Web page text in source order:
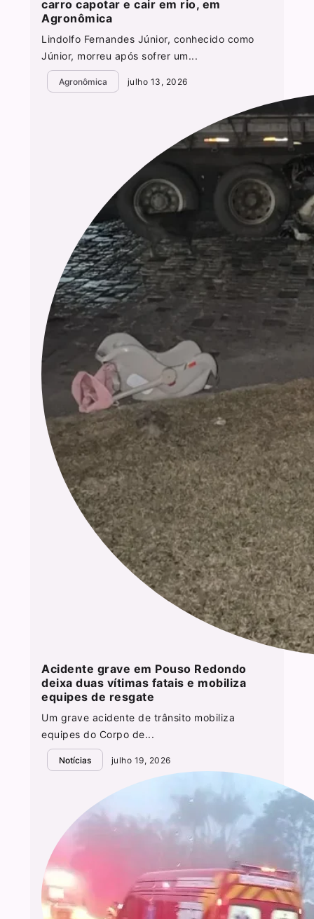
carro capotar e cair em rio, em
Agronômica
Lindolfo Fernandes Júnior, conhecido como
Júnior, morreu após sofrer um...
Agronômica julho 13, 2026
Acidente grave em Pouso Redondo
deixa duas vítimas fatais e mobiliza
equipes de resgate
Um grave acidente de trânsito mobiliza
equipes do Corpo de...
Notícias julho 19, 2026